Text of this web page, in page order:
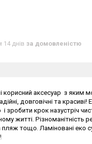
днів за домовленістю
корисний аксесуар з яким
довговічні та красиві!
крок назустріч
житті. Різноманітність
тощо. Ламіновані еко